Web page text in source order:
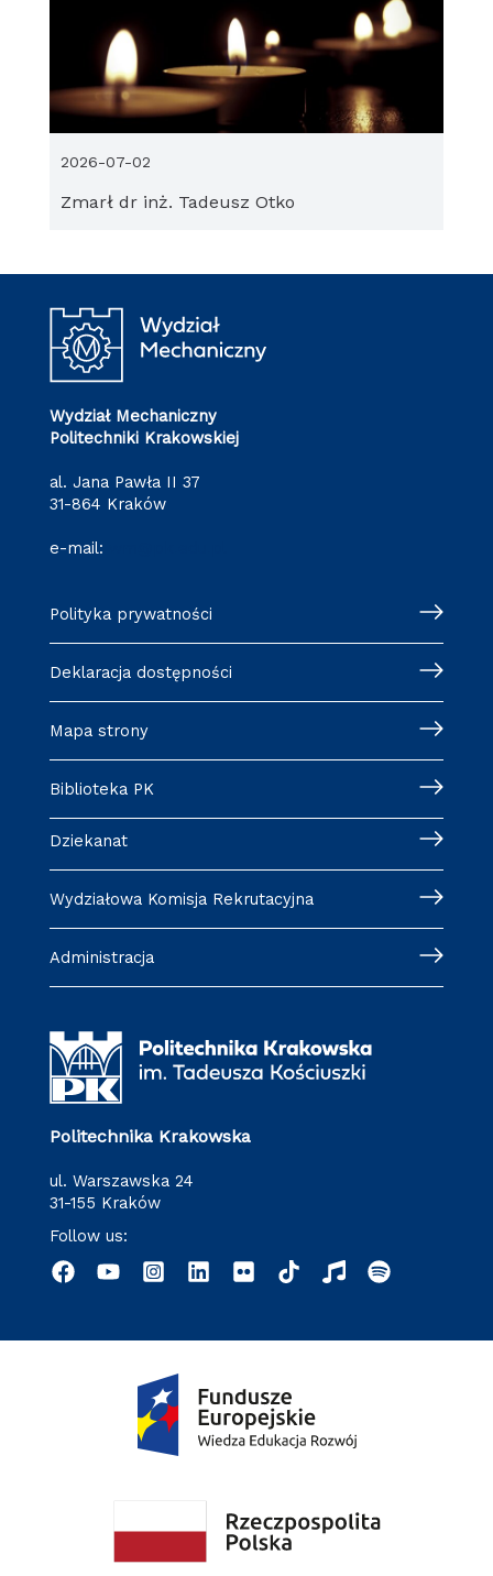
Zmarł dr inż. Tadeusz Otko
2026-07-02
Wydział Mechaniczny
Politechniki Krakowskiej
al. Jana Pawła II 37
31-864 Kraków
e-mail:
Polityka prywatności
Deklaracja dostępności
Mapa strony
Biblioteka PK
Dziekanat
Wydziałowa Komisja Rekrutacyjna
Administracja
Politechnika Krakowska
ul. Warszawska 24
31-155 Kraków
Follow us: